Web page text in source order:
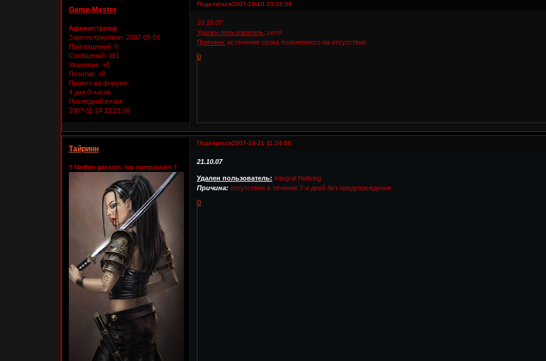
Поделиться2007-10-10 23:26:59
Game-Master
Администратор
Зарегистрирован: 2007-08-01
Приглашений: 0
Сообщений: 181
Уважение: +0
Позитив: +0
Провел на форуме:
4 дня 0 часов
Последний визит:
2007-11-24 22:22:00
10.10.07
Удален пользователь: zerol
Причина: истечение срока положенного на отсутствие.
0
Поделиться2007-10-21 11:24:58
Тайринн
† Neither passion, nor compassion †
21.10.07
Удален пользователь: Integral Hellsing
Причина: отсутствие в течение 7-и дней без предупреждения.
0